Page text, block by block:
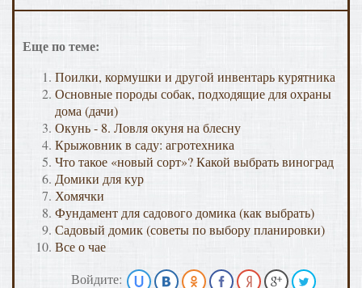
Еще по теме:
Поилки, кормушки и другой инвентарь курятника
Основные породы собак, подходящие для охраны
дома (дачи)
Окунь - 8. Ловля окуня на блесну
Крыжовник в саду: агротехника
Что такое «новый сорт»? Какой выбрать виноград
Домики для кур
Хомячки
Фундамент для садового домика (как выбрать)
Садовый домик (советы по выбору планировки)
Все о чае
Войдите: